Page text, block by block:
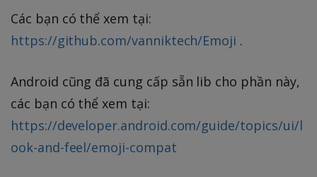
Các bạn có thể xem tại:
https://github.com/vanniktech/Emoji .
Android cũng đã cung cấp sẵn lib cho phần này,
các bạn có thể xem tại:
https://developer.android.com/guide/topics/ui/l
ook-and-feel/emoji-compat